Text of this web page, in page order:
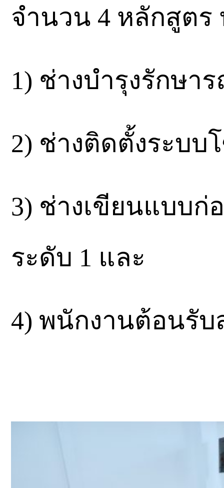
จำนวน 4 หลักสูตร
1) ช่างบำรุงรักษา
2) ช่างติดตั้งระบบ
3) ช่างเขียนแบบก่
ระดับ 1 และ
4) พนักงานต้อนรั